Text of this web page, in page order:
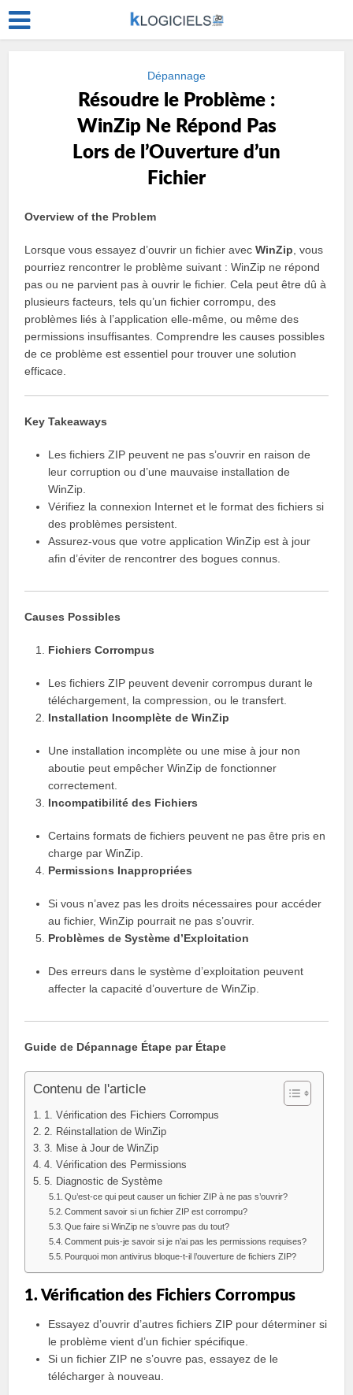
Dépannage
Résoudre le Problème :
WinZip Ne Répond Pas
Lors de l’Ouverture d’un
Fichier
Overview of the Problem
Lorsque vous essayez d’ouvrir un fichier avecWinZip , vous
pourriez rencontrer le problème suivant : WinZip ne répond
pas ou ne parvient pas à ouvrir le fichier. Cela peut être dû à
plusieurs facteurs, tels qu’un fichier corrompu, des
problèmes liés à l’application elle-même, ou même des
permissions insuffisantes. Comprendre les causes possibles
de ce problème est essentiel pour trouver une solution
efficace.
Key Takeaways
Les fichiers ZIP peuvent ne pas s’ouvrir en raison de
leur corruption ou d’une mauvaise installation de
WinZip.
Vérifiez la connexion Internet et le format des fichiers si
des problèmes persistent.
Assurez-vous que votre application WinZip est à jour
afin d’éviter de rencontrer des bogues connus.
Causes Possibles
Fichiers Corrompus
Les fichiers ZIP peuvent devenir corrompus durant le
téléchargement, la compression, ou le transfert.
Installation Incomplète de WinZip
Une installation incomplète ou une mise à jour non
aboutie peut empêcher WinZip de fonctionner
correctement.
Incompatibilité des Fichiers
Certains formats de fichiers peuvent ne pas être pris en
charge par WinZip.
Permissions Inappropriées
Si vous n’avez pas les droits nécessaires pour accéder
au fichier, WinZip pourrait ne pas s’ouvrir.
Problèmes de Système d’Exploitation
Des erreurs dans le système d’exploitation peuvent
affecter la capacité d’ouverture de WinZip.
Guide de Dépannage Étape par Étape
Contenu de l'article
1. Vérification des Fichiers Corrompus
2. Réinstallation de WinZip
3. Mise à Jour de WinZip
4. Vérification des Permissions
5. Diagnostic de Système
Qu’est-ce qui peut causer un fichier ZIP à ne pas s’ouvrir?
Comment savoir si un fichier ZIP est corrompu?
Que faire si WinZip ne s’ouvre pas du tout?
Comment puis-je savoir si je n’ai pas les permissions requises?
Pourquoi mon antivirus bloque-t-il l’ouverture de fichiers ZIP?
1. Vérification des Fichiers Corrompus
Essayez d’ouvrir d’autres fichiers ZIP pour déterminer si
le problème vient d’un fichier spécifique.
Si un fichier ZIP ne s’ouvre pas, essayez de le
télécharger à nouveau.